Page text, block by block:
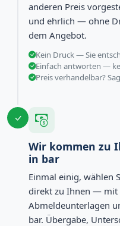
anderen Preis
und ehrlich — ohne
dem Angebot.
Kein Druck — Sie
Einfach antworten —
Preis verhandelbar?
Wir kommen zu
in bar
Einmal einig, wählen
direkt zu Ihnen — mit
Abmeldeunterlagen
bar. Übergabe,